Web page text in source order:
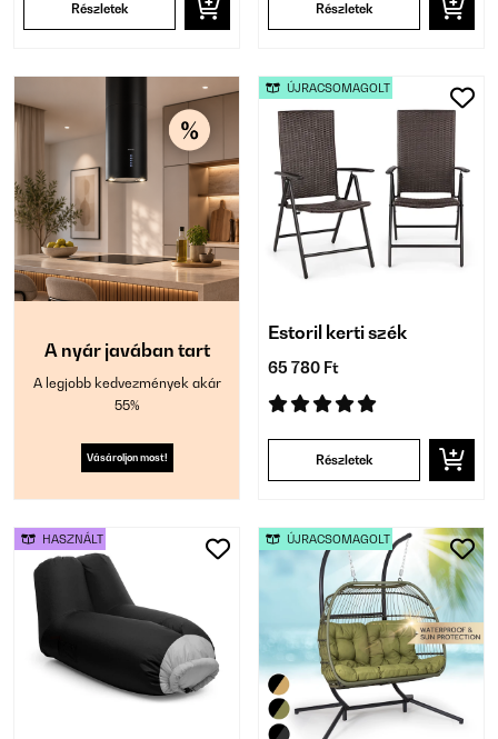
Részletek Részletek
A nyár javában tart
A legjobb kedvezmények akár
55%
Vásároljon most!
Estoril kerti szék
65 780 Ft
Részletek
ÚJRACSOMAGOLT
HASZNÁLT ÚJRACSOMAGOLT